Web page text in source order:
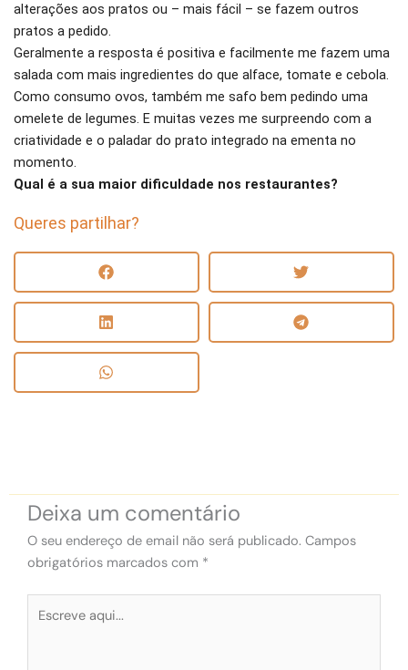
alterações aos pratos ou – mais fácil – se fazem outros
pratos a pedido.
Geralmente a resposta é positiva e facilmente me fazem uma
salada com mais ingredientes do que alface, tomate e cebola.
Como consumo ovos, também me safo bem pedindo uma
omelete de legumes. E muitas vezes me surpreendo com a
criatividade e o paladar do prato integrado na ementa no
momento.
Qual é a sua maior dificuldade nos restaurantes?
Queres partilhar?
Deixa um comentário
O seu endereço de email não será publicado. Campos
obrigatórios marcados com *